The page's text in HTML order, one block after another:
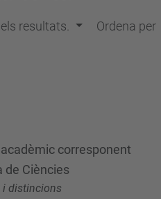
resultats. Ordena per
corresponent
de Ciències
i distincions